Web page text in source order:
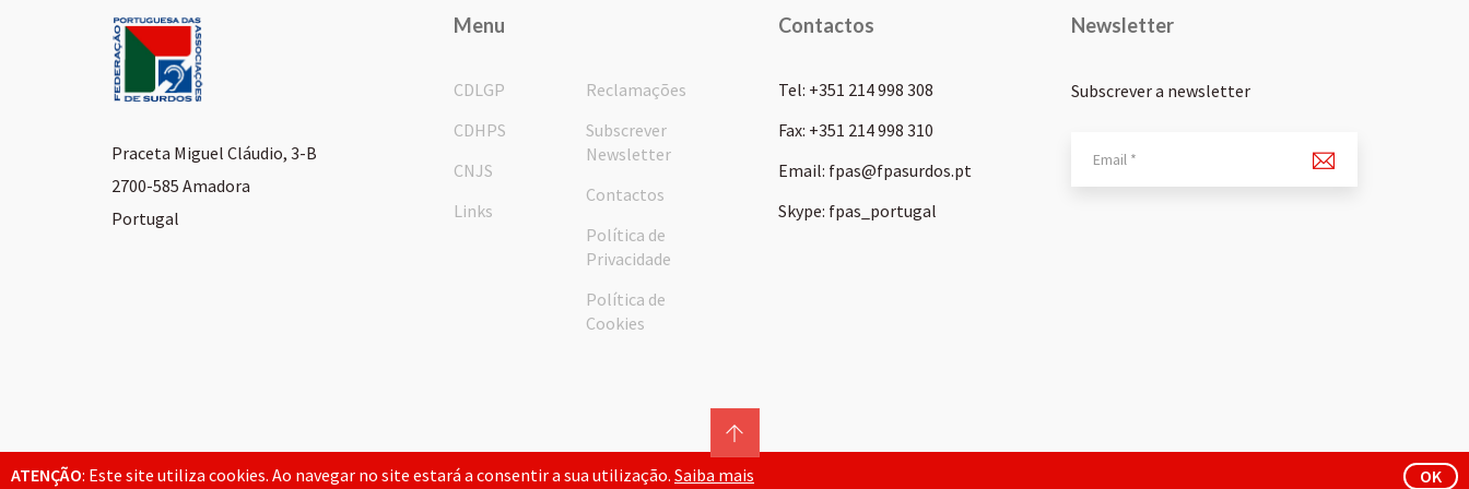
ATENÇÃO: Este site utiliza cookies. Ao navegar no site estará a consentir a sua utilização. Saiba mais OK
Praceta Miguel Cláudio, 3-B
2700-585 Amadora
Portugal
Menu
CDLGP
CDHPS
CNJS
Links
Reclamações
Subscrever
Newsletter
Contactos
Política de
Privacidade
Política de
Cookies
Contactos
Tel: +351 214 998 308
Fax: +351 214 998 310
Email: fpas@fpasurdos.pt
Skype: fpas_portugal
Newsletter
Subscrever a newsletter
© 2026 FPAS. Todos os direitos reservados.